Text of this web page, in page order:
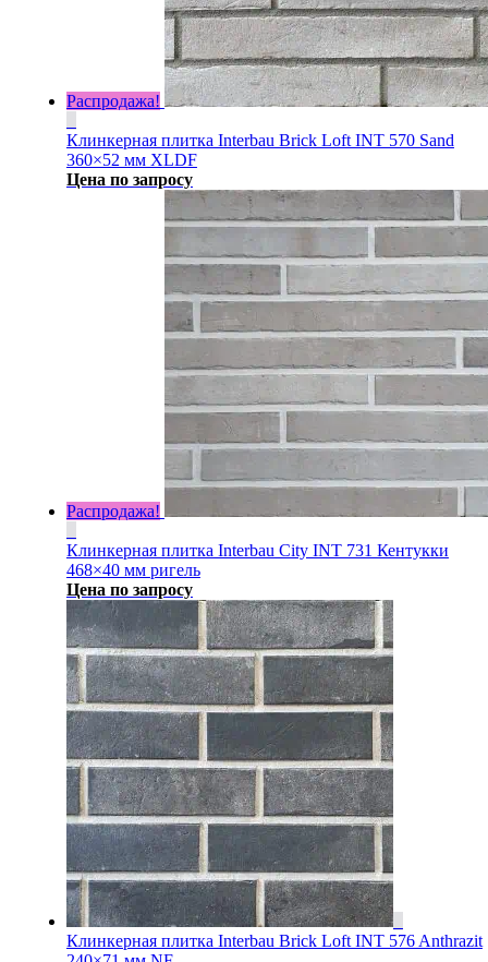
Распродажа!
Клинкерная плитка Interbau Brick Loft INT 570 Sand
360×52 мм XLDF
Цена по запросу
Распродажа!
Клинкерная плитка Interbau City INT 731 Кентукки
468×40 мм ригель
Цена по запросу
Клинкерная плитка Interbau Brick Loft INT 576 Anthrazit